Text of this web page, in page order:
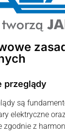
przeglądy
są
elektryczne
zgodnie z